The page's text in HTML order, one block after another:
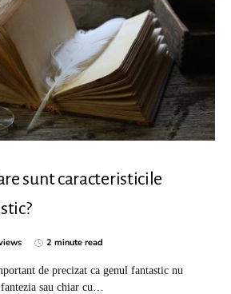
sunt caracteristicile
2 minute read
de precizat ca genul fantastic nu
sau chiar cu…